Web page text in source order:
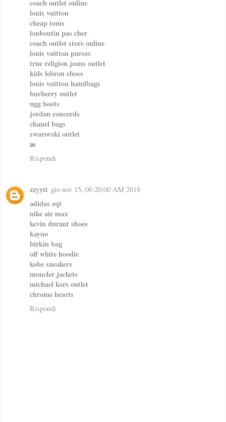
coach outlet online
louis vuitton
cheap toms
louboutin pas cher
coach outlet store online
louis vuitton purses
true religion jeans outlet
kids lebron shoes
louis vuitton handbags
burberry outlet
ugg boots
jordan concords
chanel bags
swarovski outlet
as
Rispondi
zzyytt gio nov 15, 06:20:00 AM 2018
adidas eqt
nike air max
kevin durant shoes
kayno
birkin bag
off white hoodie
kobe sneakers
moncler jackets
michael kors outlet
chrome hearts
Rispondi